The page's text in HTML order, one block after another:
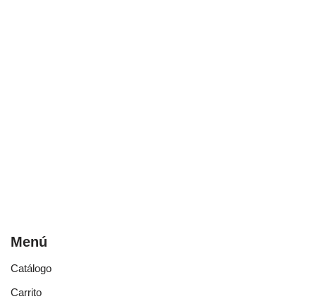
Menú
Catálogo
Carrito